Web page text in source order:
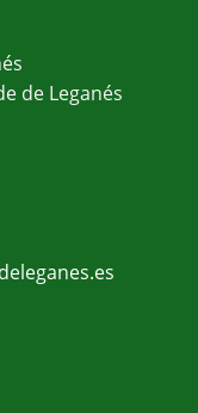
de Leganés